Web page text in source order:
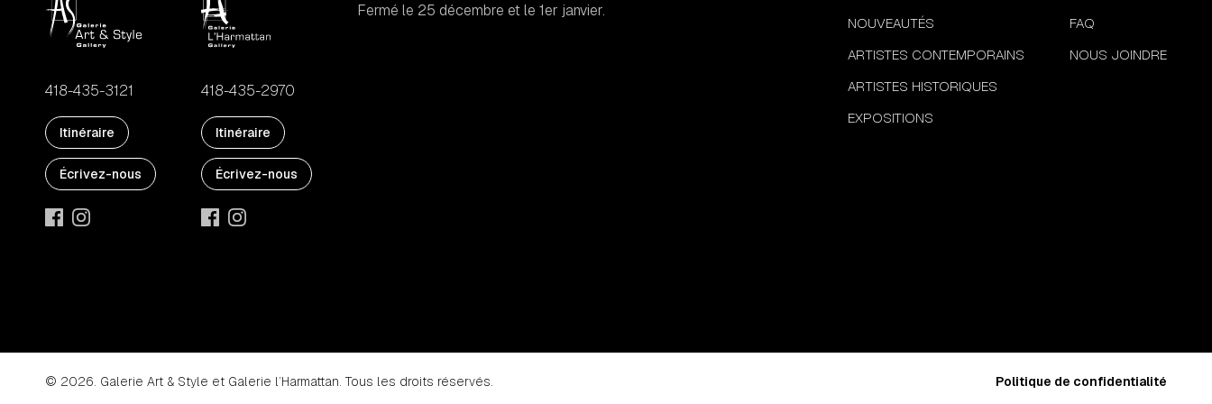
418-435-3121
Itinéraire
Écrivez-nous
418-435-2970
Itinéraire
Écrivez-nous
Fermé le 25 décembre et le 1er janvier.
NOUVEAUTÉS
ARTISTES CONTEMPORAINS
ARTISTES HISTORIQUES
EXPOSITIONS
FAQ
NOUS JOINDRE
© 2026. Galerie Art & Style et Galerie l’Harmattan. Tous les droits réservés. Politique de confidentialité